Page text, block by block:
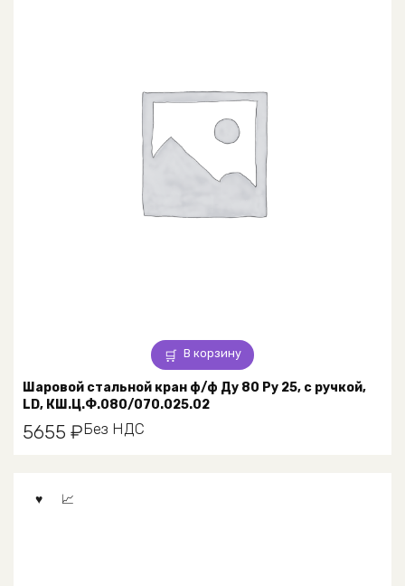
В корзину
Шаровой стальной кран ф/ф Ду 80 Ру 25, с ручкой,
LD, КШ.Ц.Ф.080/070.025.02
5655 ₽Без НДС